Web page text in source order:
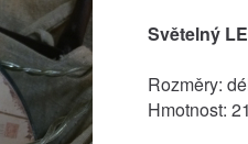
Světelný
Rozměry:
Hmotnost: